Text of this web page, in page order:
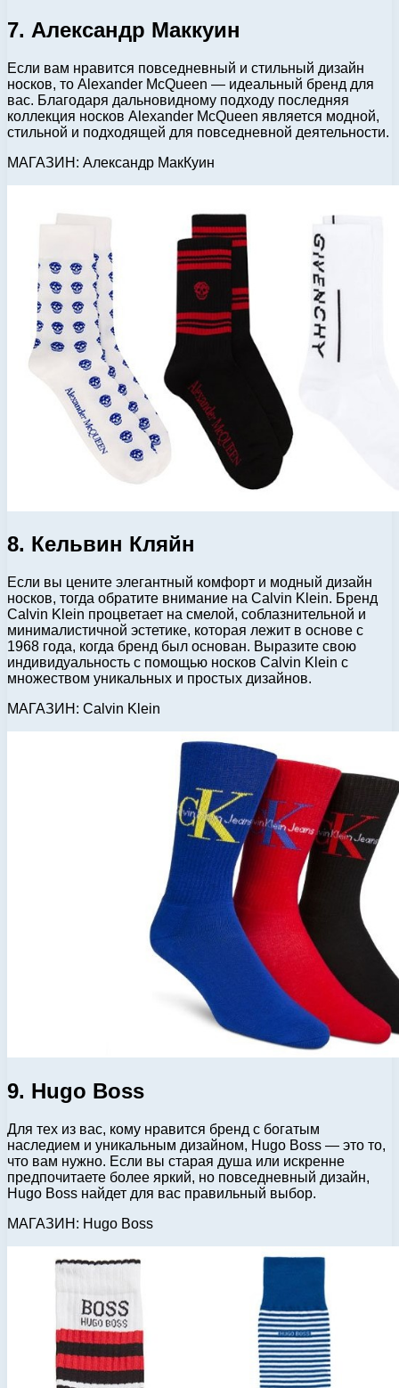
7. Александр Маккуин
Если вам нравится повседневный и стильный дизайн
носков, то Alexander McQueen — идеальный бренд для
вас. Благодаря дальновидному подходу последняя
коллекция носков Alexander McQueen является модной,
стильной и подходящей для повседневной деятельности.
МАГАЗИН: Александр МакКуин
8. Кельвин Кляйн
Если вы цените элегантный комфорт и модный дизайн
носков, тогда обратите внимание на Calvin Klein. Бренд
Calvin Klein процветает на смелой, соблазнительной и
минималистичной эстетике, которая лежит в основе с
1968 года, когда бренд был основан. Выразите свою
индивидуальность с помощью носков Calvin Klein с
множеством уникальных и простых дизайнов.
МАГАЗИН: Calvin Klein
9. Hugo Boss
Для тех из вас, кому нравится бренд с богатым
наследием и уникальным дизайном, Hugo Boss — это то,
что вам нужно. Если вы старая душа или искренне
предпочитаете более яркий, но повседневный дизайн,
Hugo Boss найдет для вас правильный выбор.
МАГАЗИН: Hugo Boss